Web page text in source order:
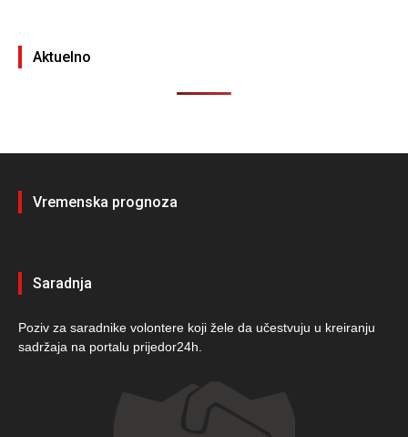
Aktuelno
Vremenska prognoza
Saradnja
Poziv za saradnike volontere koji žele da učestvuju u kreiranju
sadržaja na portalu prijedor24h.